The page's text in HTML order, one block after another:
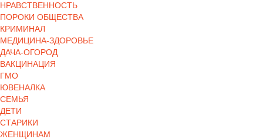
НРАВСТВЕННОСТЬ
ПОРОКИ ОБЩЕСТВА
КРИМИНАЛ
МЕДИЦИНА-ЗДОРОВЬЕ
ДАЧА-ОГОРОД
ВАКЦИНАЦИЯ
ГМО
ЮВЕНАЛКА
СЕМЬЯ
ДЕТИ
СТАРИКИ
ЖЕНЩИНАМ